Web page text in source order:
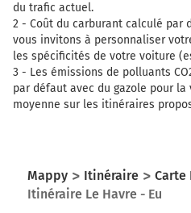
du trafic actuel.
2 - Coût du carburant calculé par
vous invitons à personnaliser
les spécificités de votre voiture
3 - Les émissions de polluants
par défaut avec du gazole pour
moyenne sur les itinéraires
Mappy Itinéraire Carte
Itinéraire Le Havre - Eu